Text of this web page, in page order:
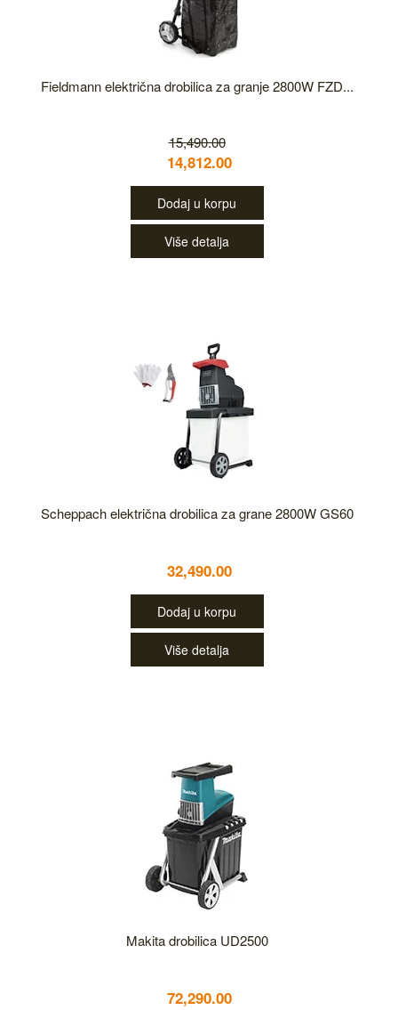
Fieldmann električna drobilica za granje 2800W FZD...
15,490.00
14,812.00
Dodaj u korpu
Više detalja
Scheppach električna drobilica za grane 2800W GS60
32,490.00
Dodaj u korpu
Više detalja
Makita drobilica UD2500
72,290.00